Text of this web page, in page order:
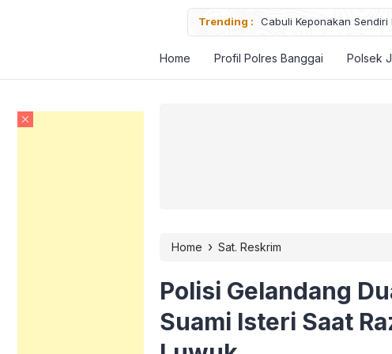
Trending : Cabuli Keponakan
Home Profil Polres Banggai Polsek
Home › Sat. Reskrim
Polisi Gelandang
Suami Isteri Saat